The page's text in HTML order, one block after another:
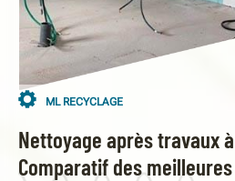
ML RECYCLAGE
Nettoyage après travaux
Comparatif des